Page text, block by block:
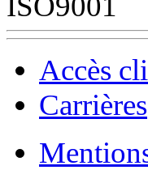
Accès
Carrières